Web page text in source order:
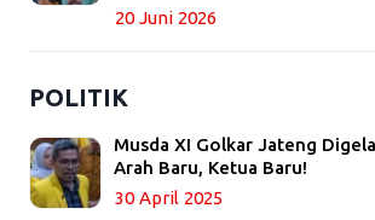
20 Juni 2026
POLITIK
Musda XI Golkar Jateng
Arah Baru, Ketua Baru!
30 April 2025